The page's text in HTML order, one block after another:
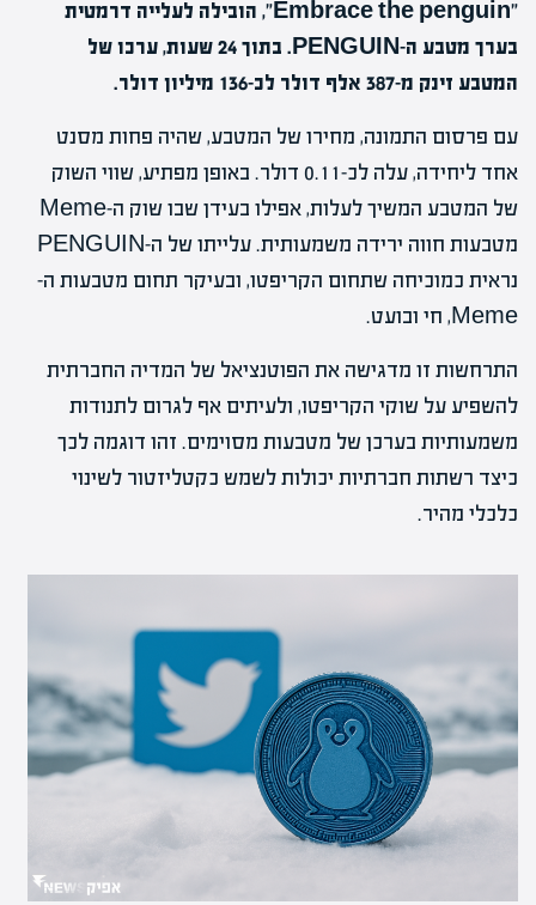
"Embrace the penguin", הובילה לעלייה דרמטית
בערך מטבע ה-PENGUIN. בתוך 24 שעות, ערכו של
המטבע זינק מ-387 אלף דולר לכ-136 מיליון דולר.
עם פרסום התמונה, מחירו של המטבע, שהיה פחות מסנט
אחד ליחידה, עלה לכ-0.11 דולר. באופן מפתיע, שווי השוק
של המטבע המשיך לעלות, אפילו בעידן שבו שוק ה-Meme
מטבעות חווה ירידה משמעותית. עלייתו של ה-PENGUIN
נראית כמוכיחה שתחום הקריפטו, ובעיקר תחום מטבעות ה-
Meme, חי ובועט.
התרחשות זו מדגישה את הפוטנציאל של המדיה החברתית
להשפיע על שוקי הקריפטו, ולעיתים אף לגרום לתנודות
משמעותיות בערכן של מטבעות מסוימים. זהו דוגמה לכך
כיצד רשתות חברתיות יכולות לשמש כקטליזטור לשינוי
כלכלי מהיר.